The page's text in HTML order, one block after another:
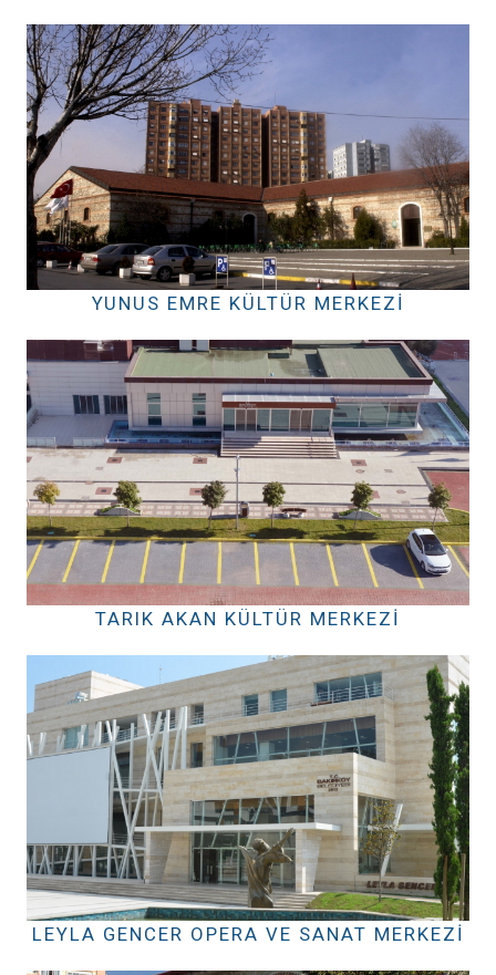
YUNUS EMRE KÜLTÜR MERKEZI
TARIK AKAN KÜLTÜR MERKEZI
LEYLA GENCER OPERA VE SANAT MERKEZI